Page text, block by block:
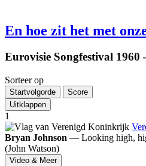
En hoe zit het met
Eurovisie Songfestival 1960
Sorteer op
Startvolgorde
Score
Uitklappen
1
Bryan Johnson — Looking high,
(John Watson)
Video & Meer